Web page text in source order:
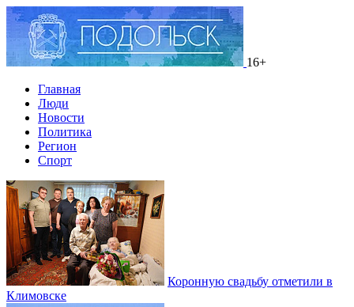
16+
Главная
Люди
Новости
Политика
Регион
Спорт
Коронную свадьбу отметили в
Климовске